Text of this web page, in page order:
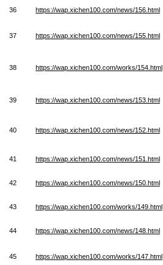
36 https://wap.xichen100.com/news/156.html
37 https://wap.xichen100.com/news/155.html
38 https://wap.xichen100.com/works/154.html
39 https://wap.xichen100.com/news/153.html
40 https://wap.xichen100.com/news/152.html
41 https://wap.xichen100.com/news/151.html
42 https://wap.xichen100.com/news/150.html
43 https://wap.xichen100.com/works/149.html
44 https://wap.xichen100.com/news/148.html
45 https://wap.xichen100.com/works/147.html